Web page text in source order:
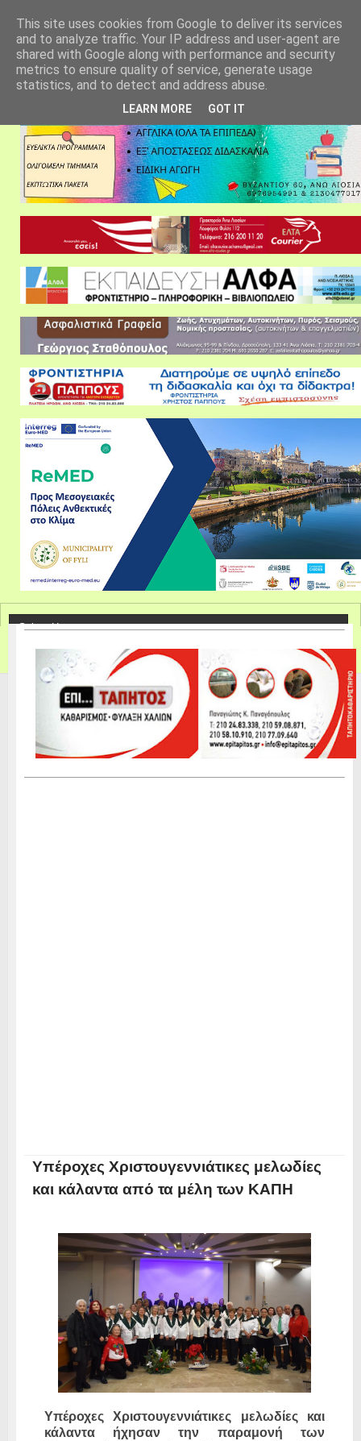
Υπέροχες Χριστουγεννιάτικες μελωδίες
και κάλαντα από τα μέλη των ΚΑΠΗ
Υπέροχες Χριστουγεννιάτικες μελωδίες και
κάλαντα ήχησαν την παραμονή των
This site uses cookies from Google to deliver its services
and to analyze traffic. Your IP address and user-agent are
shared with Google along with performance and security
metrics to ensure quality of service, generate usage
statistics, and to detect and address abuse.
LEARN MORE GOT IT